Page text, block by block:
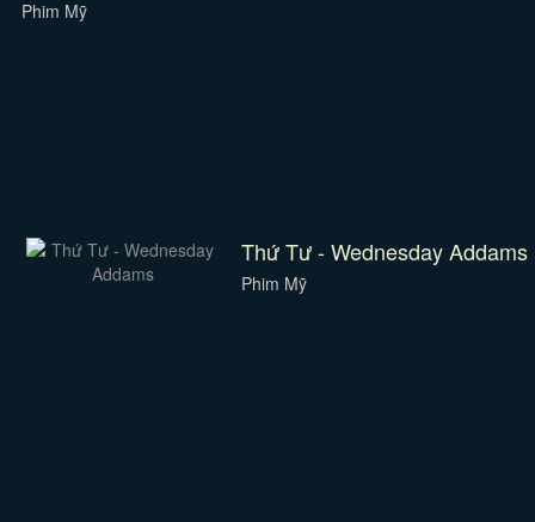
Phim Mỹ
Thứ Tư - Wednesday Addams
Phim Mỹ